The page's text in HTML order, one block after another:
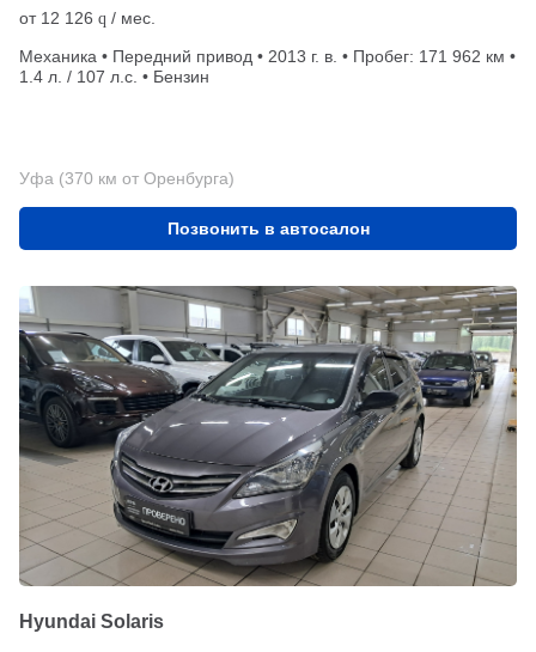
от 12 126 q / мес.
Механика • Передний привод • 2013 г. в. • Пробег: 171 962 км •
1.4 л. / 107 л.с. • Бензин
Уфа (370 км от Оренбурга)
Позвонить в автосалон
Hyundai Solaris